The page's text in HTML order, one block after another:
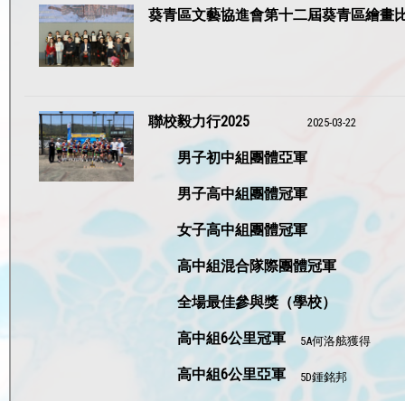
葵青區文藝協進會第十二屆葵青區繪畫
聯校毅力行2025 2025-03-22
男子初中組團體亞軍
男子高中組團體冠軍
女子高中組團體冠軍
高中組混合隊際團體冠軍
全場最佳參與獎（學校）
高中組6公里冠軍 5A何洛舷獲得
高中組6公里亞軍 5D鍾銘邦